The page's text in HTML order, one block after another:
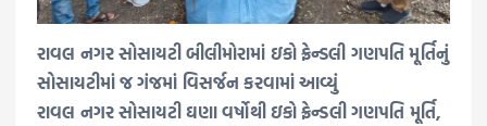
રાવલ નગર સોસાયટી બીલીમોરામાં ઇકો ફ્રેન્ડલી ગણપતિ મૂર્તિનું
સોસાયટીમાં જ ગંજમાં વિસર્જન કરવામાં આવ્યું
રાવલ નગર સોસાયટી ઘણા વર્ષોથી ઇકો ફ્રેન્ડલી ગણપતિ મૂર્તિ,